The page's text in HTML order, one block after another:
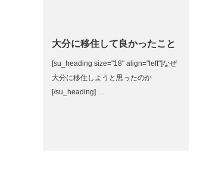
大分に移住して良かったこと
[su_heading size="18" align="left"]なぜ
大分に移住しようと思ったのか
[/su_heading] …